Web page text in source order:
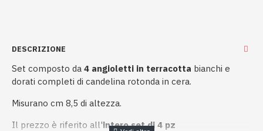
DESCRIZIONE
Set composto da 4 angioletti in terracotta bianchi e
dorati completi di candelina rotonda in cera.
Misurano cm 8,5 di altezza.
Il prezzo è riferito all'intero set di 4 pz